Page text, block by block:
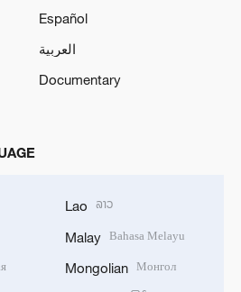
Español
العربية
Documentary
Lao ລາວ
Malay Bahasa Melayu
Mongolian Монгол